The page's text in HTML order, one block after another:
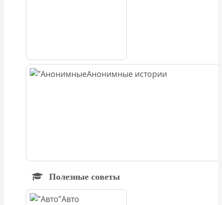
Анонимные истории
Полезные советы
Авто